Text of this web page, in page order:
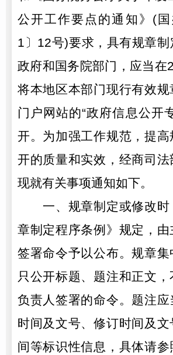
公开工作要点的通知》(
1〕12号)要求，具有规章
政府和国务院部门，应当在
将本地区本部门现行有效
门户网站的“政府信息公开
开。为加强工作规范，提高
开的质量和实效，经商司法
现就有关事项通知如下。
一、规章制定或修改时
章制定程序条例》规定，由
签署命令予以公布。规章集
只公开标题、题注和正文
负责人签署的命令。题注
时间及文号、修订时间及
间等标识性信息，具体请